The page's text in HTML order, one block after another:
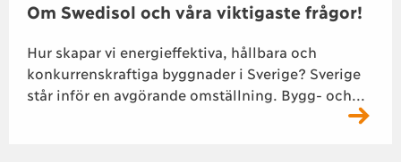
Om Swedisol och våra viktigaste frågor!
Hur skapar vi energieffektiva, hållbara och
konkurrenskraftiga byggnader i Sverige? Sverige
står inför en avgörande omställning. Bygg- och...